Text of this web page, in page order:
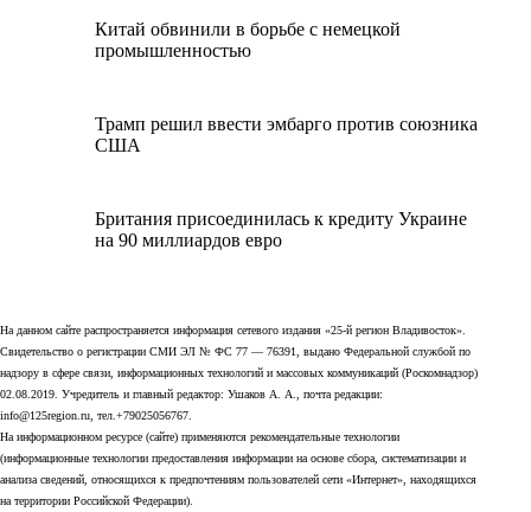
Китай обвинили в борьбе с немецкой
промышленностью
Трамп решил ввести эмбарго против союзника
США
Британия присоединилась к кредиту Украине
на 90 миллиардов евро
На данном сайте распространяется информация сетевого издания «25-й регион Владивосток».
Свидетельство о регистрации СМИ ЭЛ № ФС 77 — 76391, выдано Федеральной службой по
надзору в сфере связи, информационных технологий и массовых коммуникаций (Роскомнадзор)
02.08.2019. Учредитель и главный редактор: Ушаков А. А., почта редакции:
info@125region.ru, тел.+79025056767.
На информационном ресурсе (сайте) применяются рекомендательные технологии
(информационные технологии предоставления информации на основе сбора, систематизации и
анализа сведений, относящихся к предпочтениям пользователей сети «Интернет», находящихся
на территории Российской Федерации).